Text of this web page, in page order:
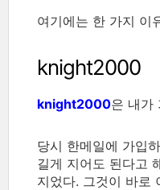
여기에는 한 가지 이
knight2000
knight2000은 내가
당시 한메일에 가입
길게 지어도 된다고
지었다. 그것이 바로